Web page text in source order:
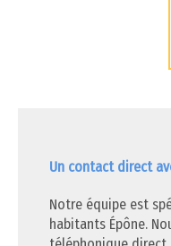
Un contact direct
Notre équipe est
habitants Épône.